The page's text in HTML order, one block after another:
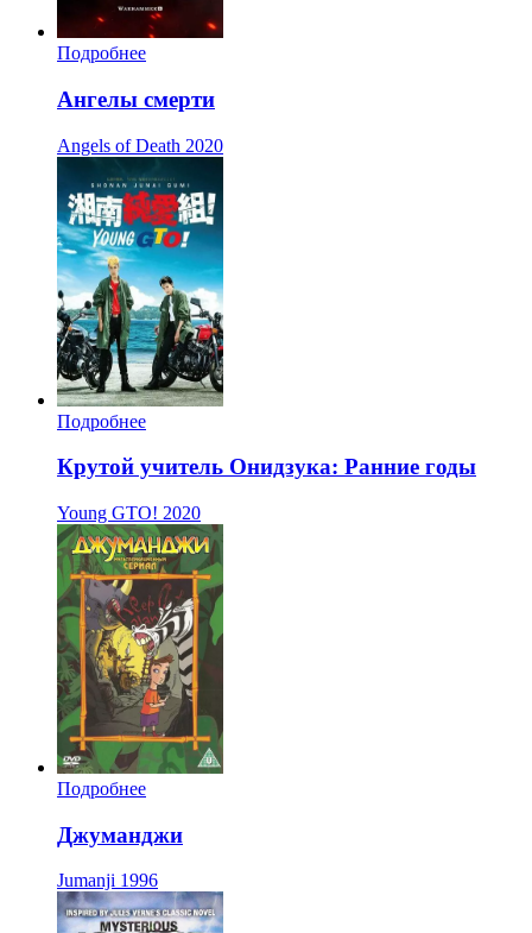
Подробнее
Ангелы смерти
Angels of Death 2020
Подробнее
Крутой учитель Онидзука: Ранние годы
Young GTO! 2020
Подробнее
Джуманджи
Jumanji 1996